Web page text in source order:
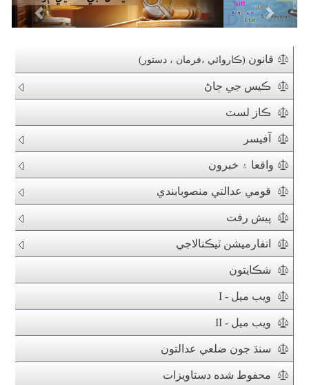
قانون (ڪاروائي ،فرمان ، دستور)
ڪيس جي ڄاڻ
ڪاز لسٽ
آفيسر
واقعا ۽ خبرون
قومي عدالتي منصوبابندي
پيش رفت
انفارميشن ٽيڪنالاجي
شڪايتون
ويب ميل - I
ويب ميل - II
سنڌ جون ضلعي عدالتون
محفوط شده دستاويزات